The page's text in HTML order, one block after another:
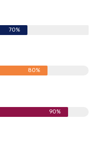
70%
80%
90%